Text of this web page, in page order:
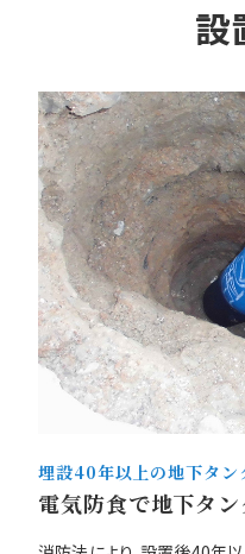
設
埋設40年以上の地下タン
電気防食で地下タン